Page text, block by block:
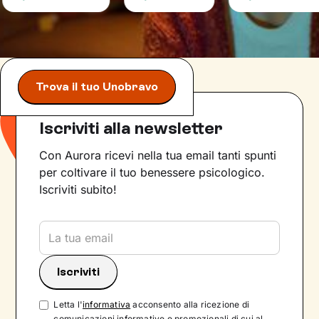
Trova il tuo Unobravo
Iscriviti alla newsletter
Con Aurora ricevi nella tua email tanti spunti
per coltivare il tuo benessere psicologico.
Iscriviti subito!
Letta l'informativa acconsento alla ricezione di